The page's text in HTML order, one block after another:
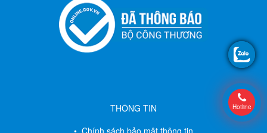
THÔNG TIN
• Chính sách bảo mật thông tin
Hotline